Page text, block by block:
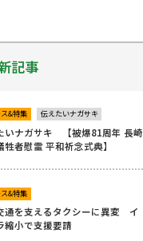
記事
&特集 伝えたいナガサキ
いナガサキ 【被爆81周年 長崎
牲者慰霊 平和祈念式典】
&特集
通を支えるタクシーに異変 イ
縮小で支援要請